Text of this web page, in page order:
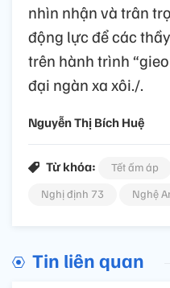
nhìn nhận và trân
động lực để các
trên hành trình
đại ngàn xa xôi./.
Nguyễn Thị Bích Huệ
Từ khóa: Tết ấm áp
Nghị định 73
Nghệ
Tin liên quan